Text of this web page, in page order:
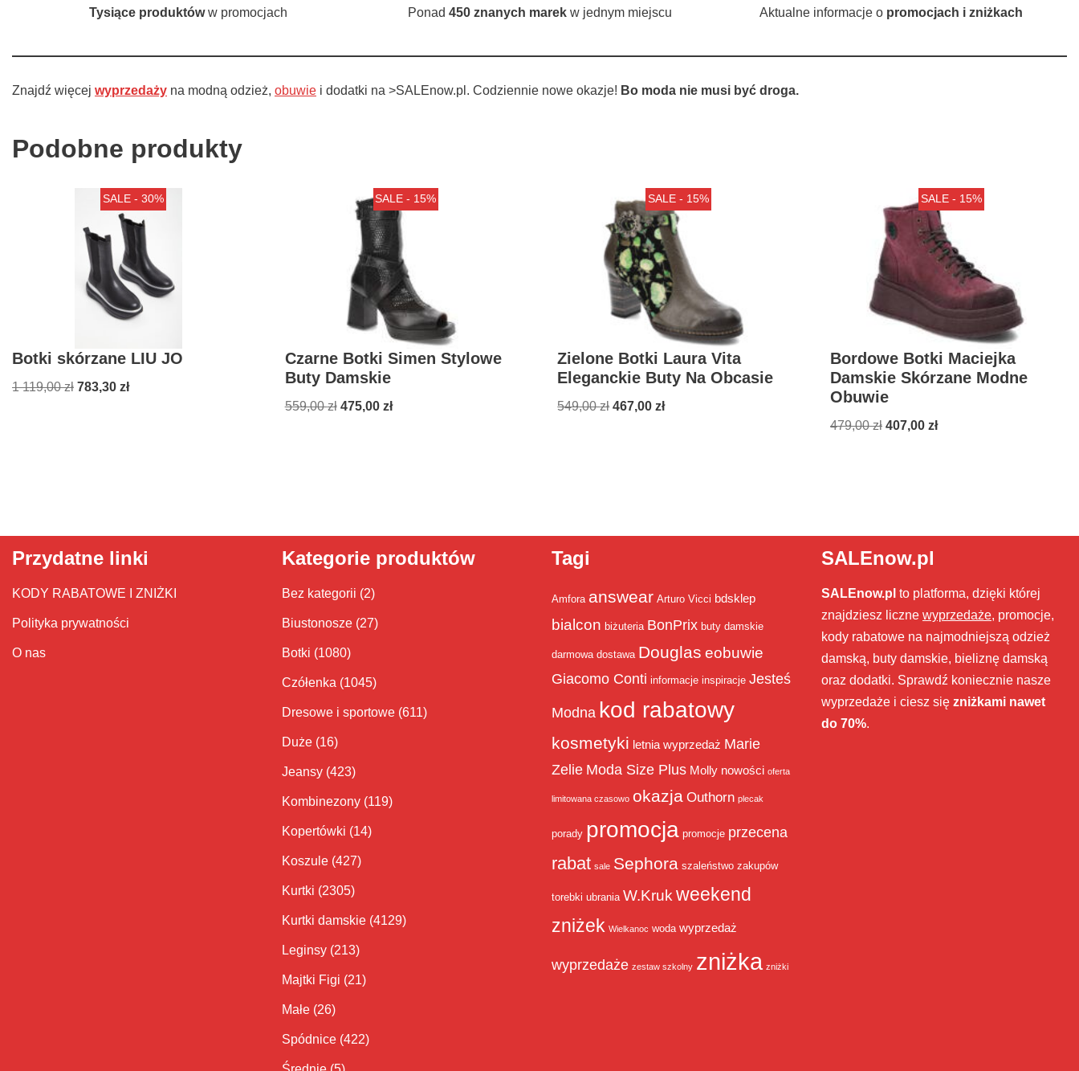
Tysiące produktóww promocjach Ponad 450 znanych marekw jednym miejscu Aktualne informacje o promocjach i zniżkach
Znajdź więcej wyprzedaży na modną odzież, obuwie i dodatki na >SALEnow.pl. Codziennie nowe okazje! Bo moda nie musi być droga.
Podobne produkty
SALE - 30%
Botki skórzane LIU JO
1 119,00zł 783,30 zł
SALE - 15%
Czarne Botki Simen Stylowe
Buty Damskie
559,00zł 475,00 zł
SALE - 15%
Zielone Botki Laura Vita
Eleganckie Buty Na Obcasie
549,00zł 467,00zł
SALE - 15%
Bordowe Botki Maciejka
Damskie Skórzane Modne
Obuwie
479,00zł 407,00 zł
Przydatne linki
KODY RABATOWE I ZNIŻKI
Polityka prywatności
O nas
Kategorie produktów
Bez kategorii (2)
Biustonosze (27)
Botki (1080)
Czółenka (1045)
Dresowe i sportowe (611)
Duże (16)
Jeansy (423)
Kombinezony (119)
Kopertówki (14)
Koszule (427)
Kurtki (2305)
Kurtki damskie (4129)
Leginsy (213)
Majtki Figi (21)
Małe (26)
Spódnice (422)
Tagi
Amfora answear Arturo Vicci bdsklep
bialcon biżuteria BonPrix buty damskie
darmowa dostawa Douglas eobuwie
Giacomo Conti informacje inspiracje Jesteś
Modna kod rabatowy
kosmetyki letnia wyprzedaż Marie
Zelie Moda Size Plus Molly nowości oferta
limitowana czasowo okazja Outhorn plecak
porady promocja promocje przecena
rabat sale Sephora szaleństwo zakupów
torebki ubrania W.Kruk weekend
zniżek Wielkanoc woda wyprzedaż
wyprzedaże zestaw szkolny zniżka zniżki
SALEnow.pl
SALEnow.pl to platforma, dzięki której
znajdziesz liczne wyprzedaże, promocje,
kody rabatowe na najmodniejszą odzież
damską, buty damskie, bieliznę damską
oraz dodatki. Sprawdź koniecznie nasze
wyprzedaże i ciesz się zniżkami nawet
do 70%.